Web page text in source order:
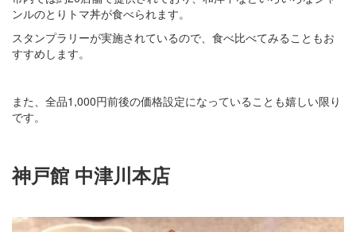
ンルのとりトマ丼が食べられます。
スタンプラリーが実施されているので、食べ比べてみることもお
すすめします。
また、全品1,000円前後の価格設定になっていることも嬉しい限り
です。
神戸館 中津川本店